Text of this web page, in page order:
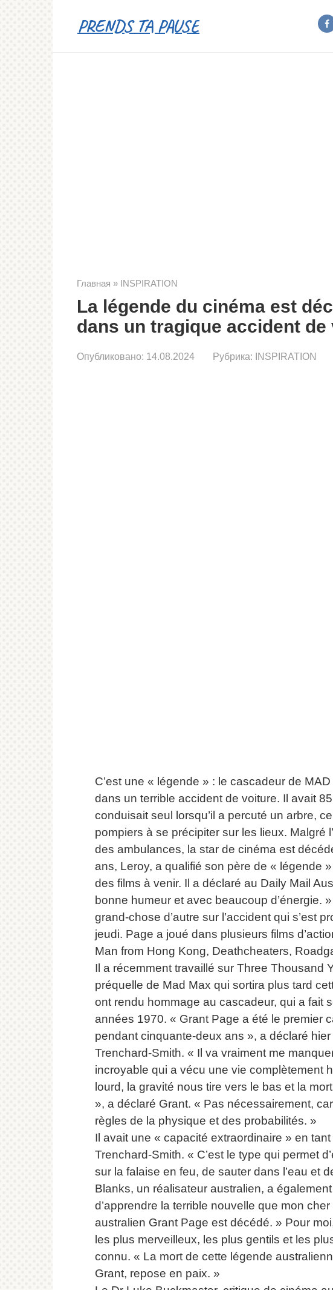
PRENDS TA PAUSE
Главная » INSPIRATION
La légende du cinéma est
dans un tragique accident de
Опубликовано: 14.08.2024 Рубрика: INSPIRATION
C’est une « légende » : le cascadeur de
dans un terrible accident de voiture. Il avait
conduisait seul lorsqu’il a percuté un arbre,
pompiers à se précipiter sur les lieux. Malgré
des ambulances, la star de cinéma est
ans, Leroy, a qualifié son père de « légende
des films à venir. Il a déclaré au Daily Mail
bonne humeur et avec beaucoup d’énergie.
grand-chose d’autre sur l’accident qui s’est
jeudi. Page a joué dans plusieurs films
Man from Hong Kong, Deathcheaters,
Il a récemment travaillé sur Three Thousand
préquelle de Mad Max qui sortira plus tard
ont rendu hommage au cascadeur, qui a fait
années 1970. « Grant Page a été le premier
pendant cinquante-deux ans », a déclaré
Trenchard-Smith. « Il va vraiment me
incroyable qui a vécu une vie complètement
lourd, la gravité nous tire vers le bas et la
», a déclaré Grant. « Pas nécessairement,
règles de la physique et des probabilités. »
Il avait une « capacité extraordinaire » en
Trenchard-Smith. « C’est le type qui permet
sur la falaise en feu, de sauter dans l’eau et
Blanks, un réalisateur australien, a
d’apprendre la terrible nouvelle que mon
australien Grant Page est décédé. » Pour
les plus merveilleux, les plus gentils et les
connu. « La mort de cette légende
Grant, repose en paix. »